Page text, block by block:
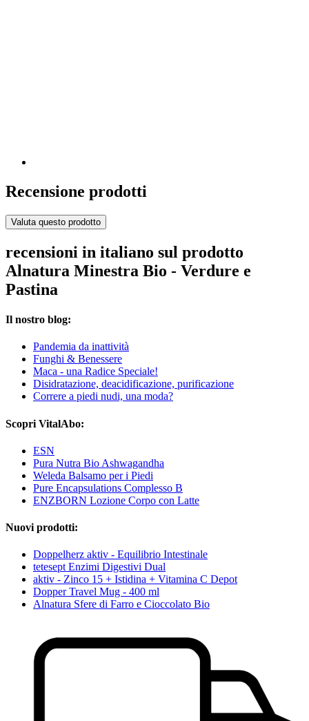
Recensione prodotti
Valuta questo prodotto
recensioni in italiano sul prodotto
Alnatura Minestra Bio - Verdure e
Pastina
Il nostro blog:
Pandemia da inattività
Funghi & Benessere
Maca - una Radice Speciale!
Disidratazione, deacidificazione, purificazione
Correre a piedi nudi, una moda?
Scopri VitalAbo:
ESN
Pura Nutra Bio Ashwagandha
Weleda Balsamo per i Piedi
Pure Encapsulations Complesso B
ENZBORN Lozione Corpo con Latte
Nuovi prodotti:
Doppelherz aktiv - Equilibrio Intestinale
tetesept Enzimi Digestivi Dual
aktiv - Zinco 15 + Istidina + Vitamina C Depot
Dopper Travel Mug - 400 ml
Alnatura Sfere di Farro e Cioccolato Bio